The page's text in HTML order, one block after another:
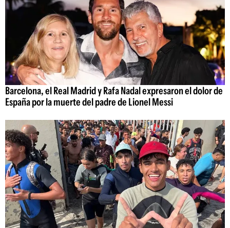
Barcelona, el Real Madrid y Rafa Nadal expresaron el dolor de
España por la muerte del padre de Lionel Messi